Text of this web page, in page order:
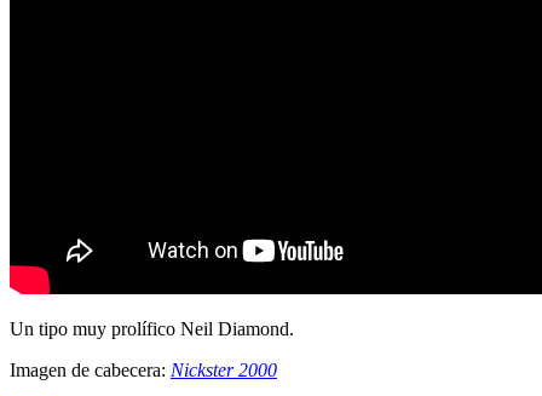
Un tipo muy prolífico Neil Diamond.
Imagen de cabecera: Nickster 2000